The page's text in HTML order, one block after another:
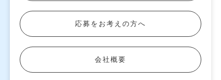
応募をお考えの方へ
会社概要